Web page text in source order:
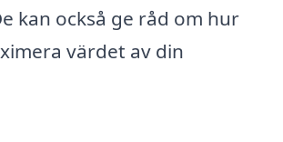
kan också ge råd om hur
värdet av din